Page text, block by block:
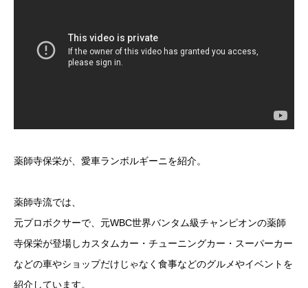
薬師寺保栄が、愛車ランボルギーニを紹介。
薬師寺流では、
元プロボクサーで、元WBC世界バンタム級チャンピオンの薬師
寺保栄が登場しカスタムカー・チューニングカー・スーパーカー
などの車やショップだけじゃなく食事などのグルメやイベントを
紹介しています。